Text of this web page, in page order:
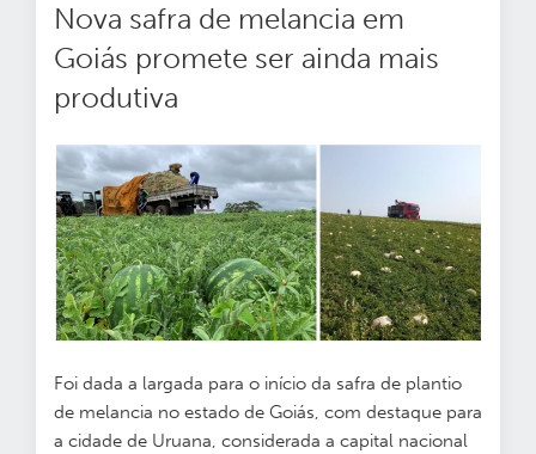
Nova safra de melancia em
Goiás promete ser ainda mais
produtiva
Foi dada a largada para o início da safra de plantio
de melancia no estado de Goiás, com destaque para
a cidade de Uruana, considerada a capital nacional